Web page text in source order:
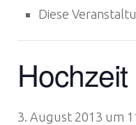
Diese
3. August 2013 um